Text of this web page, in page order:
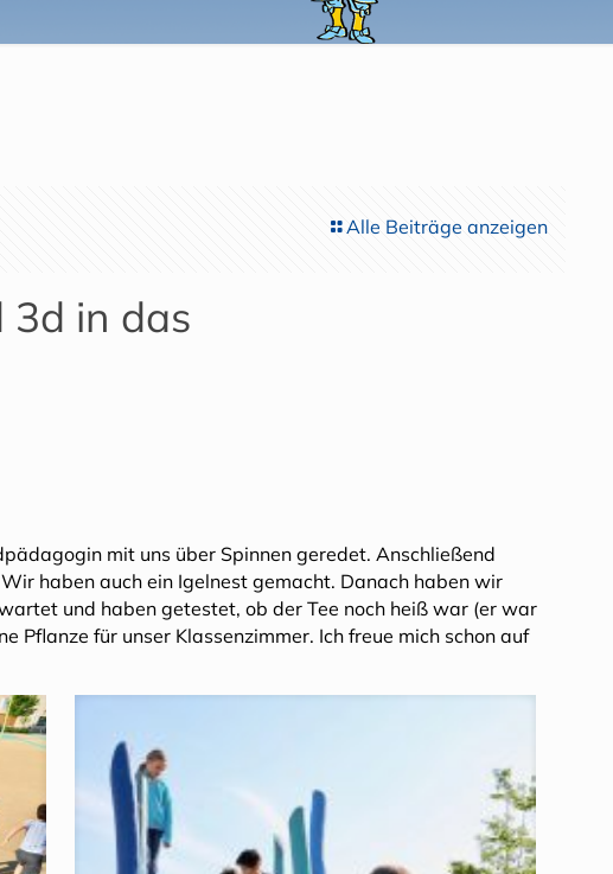
Alle Beiträge anzeigen
3d in das
mit uns über Spinnen geredet. Anschließend
haben auch ein Igelnest gemacht. Danach haben wir
und haben getestet, ob der Tee noch heiß war (er war
für unser Klassenzimmer. Ich freue mich schon auf